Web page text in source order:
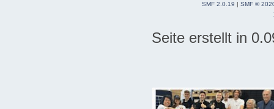
SMF 2.0.19 |SMF ©
Seite erstellt in